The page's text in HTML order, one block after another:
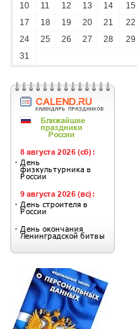
10
11 12 13 14 15
17
18 19 20 21 22
24
25 26 27 28 29
31